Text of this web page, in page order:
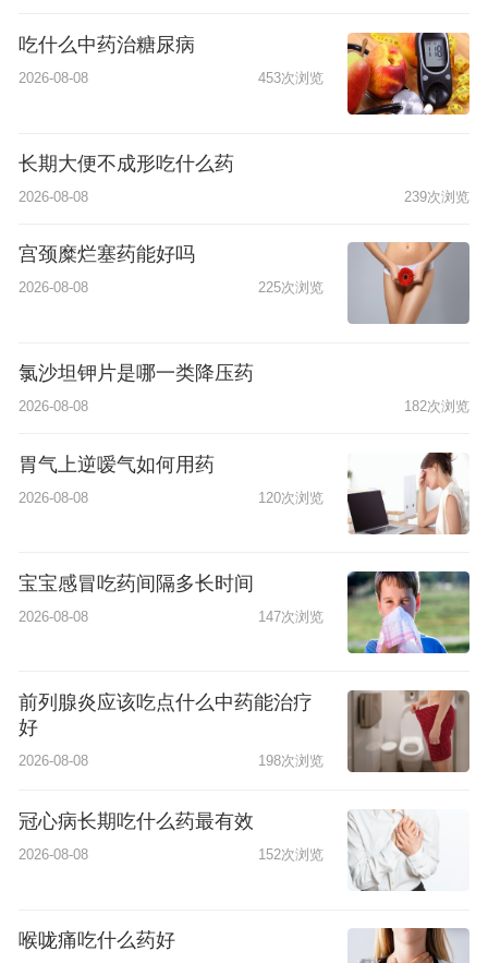
吃什么中药治糖尿病
2026-08-08 453次浏览
长期大便不成形吃什么药
2026-08-08 239次浏览
宫颈糜烂塞药能好吗
2026-08-08 225次浏览
氯沙坦钾片是哪一类降压药
2026-08-08 182次浏览
胃气上逆嗳气如何用药
2026-08-08 120次浏览
宝宝感冒吃药间隔多长时间
2026-08-08 147次浏览
前列腺炎应该吃点什么中药能治疗
好
2026-08-08 198次浏览
冠心病长期吃什么药最有效
2026-08-08 152次浏览
喉咙痛吃什么药好